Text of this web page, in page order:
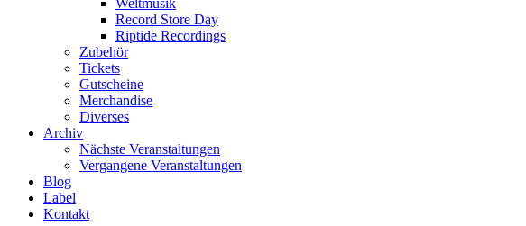
Weltmusik
Record Store Day
Riptide Recordings
Zubehör
Tickets
Gutscheine
Merchandise
Diverses
Archiv
Nächste Veranstaltungen
Vergangene Veranstaltungen
Blog
Label
Kontakt